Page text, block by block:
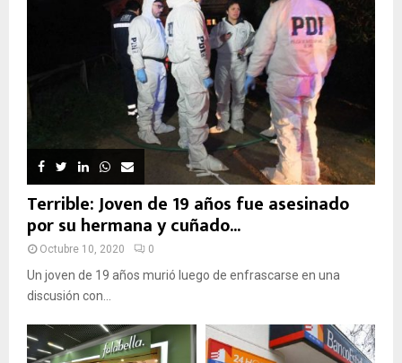
Terrible: Joven de 19 años fue asesinado
por su hermana y cuñado...
Octubre 10, 2020 0
Un joven de 19 años murió luego de enfrascarse en una
discusión con...